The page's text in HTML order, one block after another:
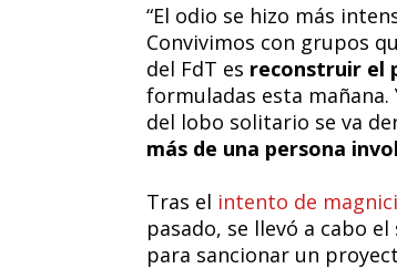
“El odio se hizo más
Convivimos con grupos
del FdT es reconstruir el
formuladas esta mañana.
del lobo solitario se va
más de una persona
Tras el intento de
pasado, se llevó a cabo
para sancionar un